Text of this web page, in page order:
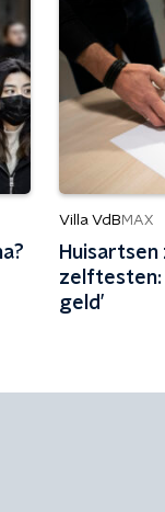
Villa VdB MAX
zelftesten:
geld’